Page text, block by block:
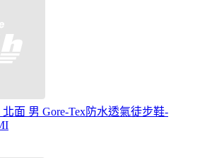
北面 男 Gore-Tex防水透氣徒步鞋-